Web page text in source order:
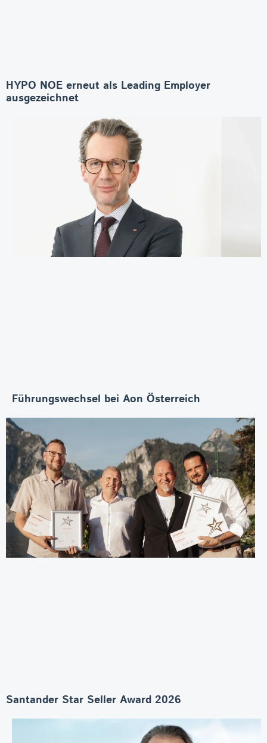
HYPO NOE erneut als Leading Employer
ausgezeichnet
Führungswechsel bei Aon Österreich
Santander Star Seller Award 2026